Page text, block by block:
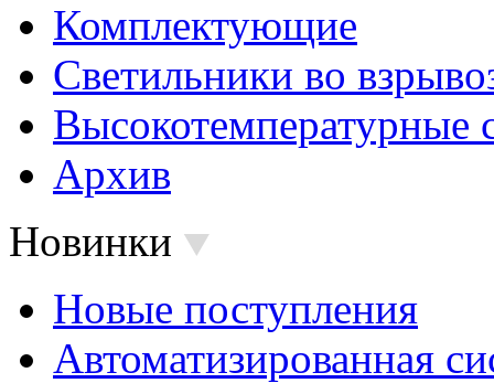
Комплектующие
Светильники во
Высокотемпературные
Архив
Новинки
Новые поступления
Автоматизированная